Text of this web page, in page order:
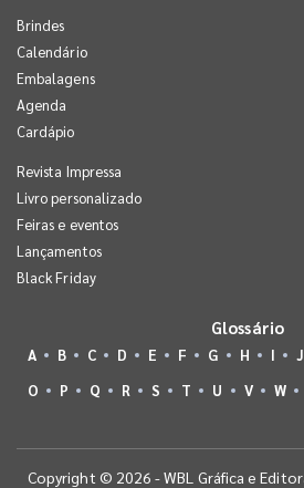
Brindes
Calendário
Embalagens
Agenda
Cardápio
Revista Impressa
Livro personalizado
Feiras e eventos
Lançamentos
Black Friday
Glossário
A B C D E F G H I J
O
P Q R S T U V W
Copyright © 2026 - WBL Gráfica e